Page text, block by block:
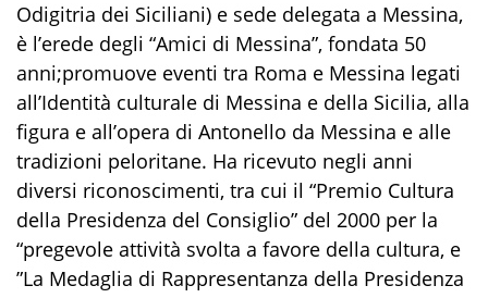
Odigitria dei Siciliani) e sede delegata a Messina,
è l’erede degli “Amici di Messina”, fondata 50
anni;promuove eventi tra Roma e Messina legati
all’Identità culturale di Messina e della Sicilia, alla
figura e all’opera di Antonello da Messina e alle
tradizioni peloritane. Ha ricevuto negli anni
diversi riconoscimenti, tra cui il “Premio Cultura
della Presidenza del Consiglio” del 2000 per la
“pregevole attività svolta a favore della cultura, e
”La Medaglia di Rappresentanza della Presidenza